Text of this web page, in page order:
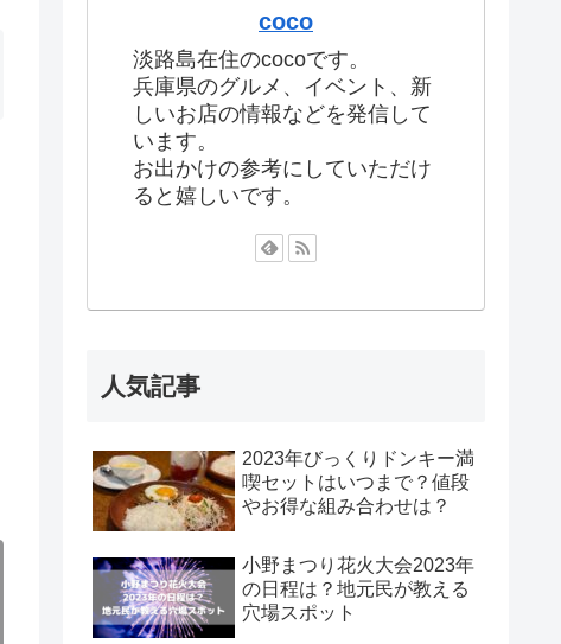
coco
淡路島在住のcocoです。
兵庫県のグルメ、イベント、新
しいお店の情報などを発信して
います。
お出かけの参考にしていただけ
ると嬉しいです。
人気記事
2023年びっくりドンキー満
喫セットはいつまで？値段
やお得な組み合わせは？
小野まつり花火大会2023年
の日程は？地元民が教える
穴場スポット